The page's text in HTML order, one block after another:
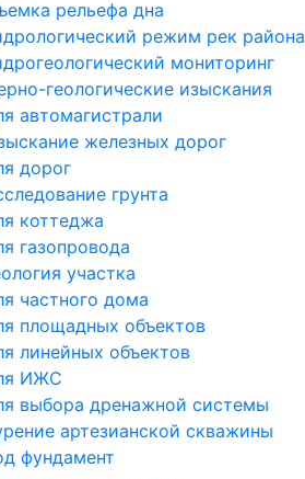
рельефа дна
режим рек района
мониторинг
геологические изыскания
автомагистрали
железных дорог
дорог
грунта
коттеджа
газопровода
участка
частного дома
площадных объектов
линейных объектов
ИЖС
выбора дренажной системы
артезианской скважины
фундамент